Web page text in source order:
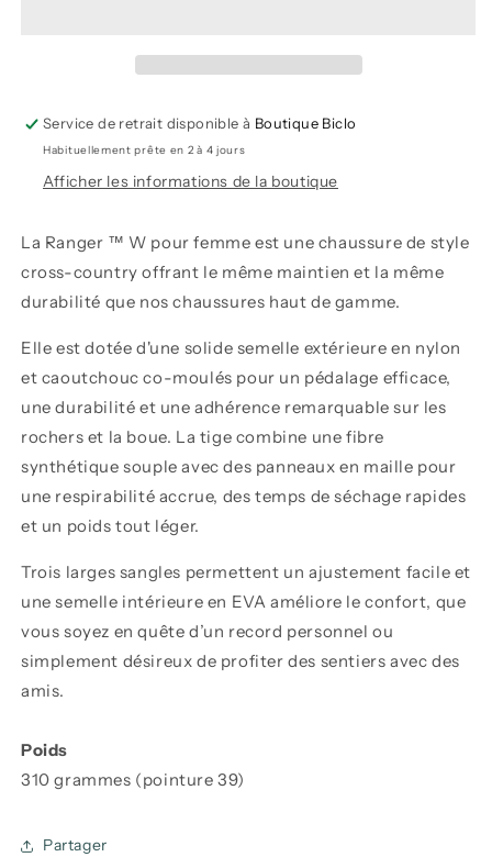
Service de retrait disponible à Boutique Biclo
Habituellement prête en 2 à 4 jours
Afficher les informations de la boutique
La Ranger ™ W pour femme est une chaussure de style
cross-country offrant le même maintien et la même
durabilité que nos chaussures haut de gamme.
Elle est dotée d'une solide semelle extérieure en nylon
et caoutchouc co-moulés pour un pédalage efficace,
une durabilité et une adhérence remarquable sur les
rochers et la boue. La tige combine une fibre
synthétique souple avec des panneaux en maille pour
une respirabilité accrue, des temps de séchage rapides
et un poids tout léger.
Trois larges sangles permettent un ajustement facile et
une semelle intérieure en EVA améliore le confort, que
vous soyez en quête d’un record personnel ou
simplement désireux de profiter des sentiers avec des
amis.
Poids
310 grammes (pointure 39)
Partager